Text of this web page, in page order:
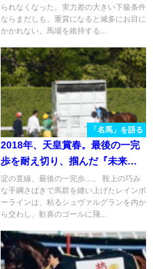
られなくなった。実力差の大きい下級条件
ならまだしも、重賞になると滅多にお目に
かかれない。馬場を維持する...
「名馬」を語る
2018年、天皇賞春。最後の一完
歩を耐え切り、掴んだ『未来』 -
レインボーライン
淀の直線、最後の一完歩…。 鞍上の巧み
な手綱さばきで馬群を縫い上げたレインボ
ーラインは、粘るシュヴァルグランを内か
ら交わし、歓喜のゴールに飛...